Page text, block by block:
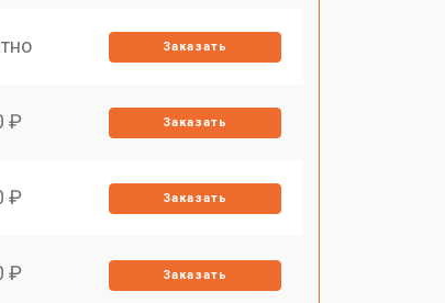
Заказать
₽ Заказать
₽ Заказать
₽ Заказать